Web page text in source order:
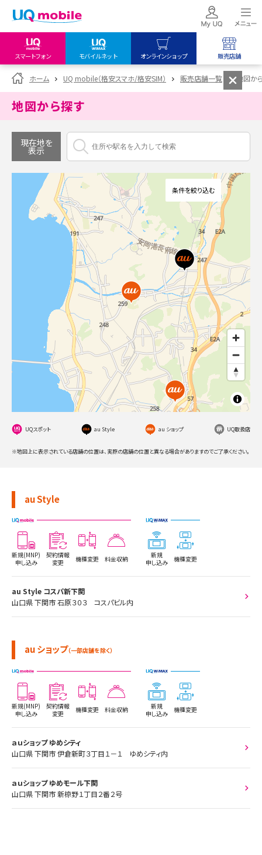
スマートフォン モバイルネット オンラインショップ 販売店舗
my UQ WiMAX
UQ WiMAX ご契約の方
My UQ mobile
UQ mobile
UQ mobile
オンラインショップ
UQ WiMAX
UQ mobile
販売店舗
UQ WiMAX
ホーム UQ mobile（格安スマホ/格安SIM） 販売店舗一覧 地図か
地図から探す
現在地を
表示
条件を絞り込む
UQスポット au Style au ショップ UQ取扱店
※地図上に表示されている店舗の位置は、実際の店舗の位置と異なる場合がありますのでご了承ください。
au Style
新規(MNP)
申し込み
契約情報
変更
機種変更 料金収納
新規
申し込み
機種変更
au Style コスパ新下関
山口県 下関市 石原３０３ コスパビル内
au ショップ（一部店舗を除く）
新規(MNP)
申し込み
契約情報
変更
機種変更 料金収納
新規
申し込み
機種変更
ａｕショップ ゆめシティ
山口県 下関市 伊倉新町３丁目１－１ ゆめシティ内
ａｕショップ ゆめモール下関
山口県 下関市 新椋野１丁目２番２号